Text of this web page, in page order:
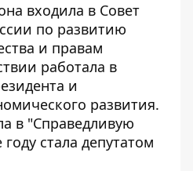
входила в Совет
по развитию
и правам
работала в
и
развития.
в "Справедливую
стала депутатом